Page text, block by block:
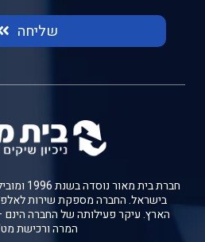
שליחה
חברת בית
בישראל. החברה מספקת שירות
הארץ. עיקר פעילותה של החברה הינם
המרה ורכישת